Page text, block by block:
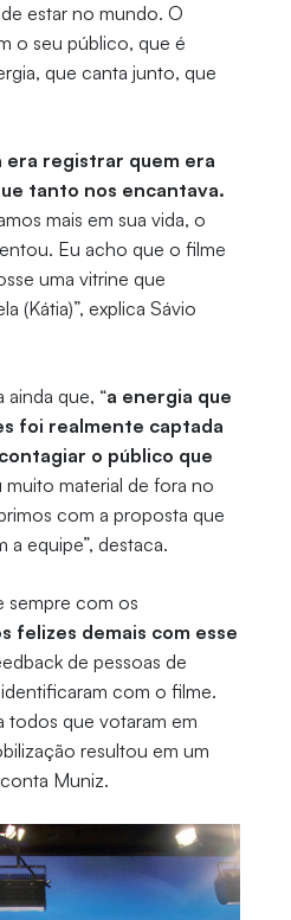
estar no mundo. O
o seu público, que é
que canta junto, que
registrar quem era
tanto nos encantava.
mais em sua vida, o
Eu acho que o filme
uma vitrine que
(Kátia)”, explica Sávio
que, “a energia que
foi realmente captada
o público que
muito material de fora no
com a proposta que
a equipe”, destaca.
sempre com os
felizes demais com esse
de pessoas de
com o filme.
todos que votaram em
resultou em um
Muniz.